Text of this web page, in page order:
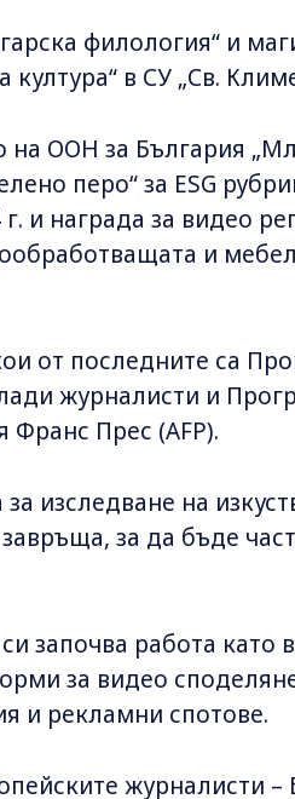
филология“ и
култура“ в СУ „Св.
на ООН за България
перо“ за ESG
и награда за видео
и
от последните са
журналисти и
Франс Прес (AFP).
изследване на
за да бъде
започва работа като
за видео
и рекламни спотове.
журналисти